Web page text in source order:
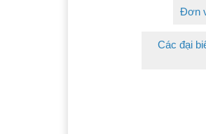
Đơn
Các đại